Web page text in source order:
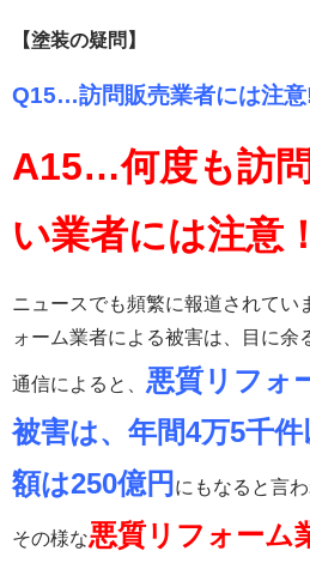
【塗装の疑問】
Q15…訪問販売業者には注
A15…何度も訪
い業者には注意！
ニュースでも頻繁に報道されてい
ォーム業者による被害は、目に余
通信によると、 悪質リフォ
被害は、年間4万5千
額は250億円 にもなると言わ
その様な悪質リフォーム